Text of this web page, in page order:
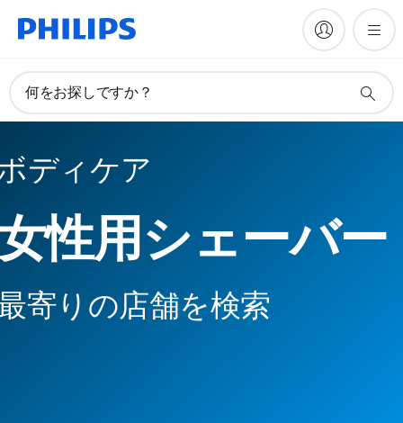
何をお探しですか？
ディケア
性用シェーバー
寄りの店舗を検索